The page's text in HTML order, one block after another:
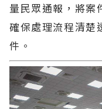
量民眾通報，將案
確保處理流程清楚
件。